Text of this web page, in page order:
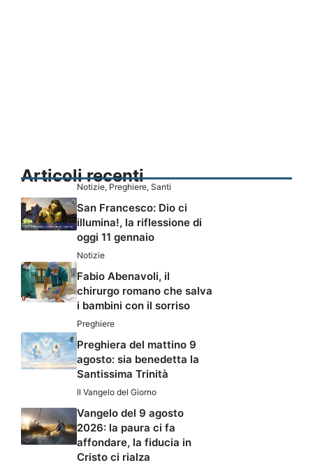
Articoli recenti
Notizie, Preghiere, Santi
San Francesco: Dio ci
illumina!, la riflessione di
oggi 11 gennaio
Notizie
Fabio Abenavoli, il
chirurgo romano che salva
i bambini con il sorriso
Preghiere
Preghiera del mattino 9
agosto: sia benedetta la
Santissima Trinità
Il Vangelo del Giorno
Vangelo del 9 agosto
2026: la paura ci fa
affondare, la fiducia in
Cristo ci rialza